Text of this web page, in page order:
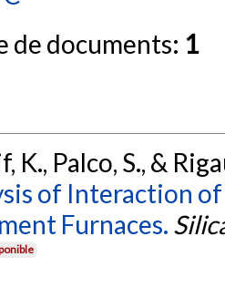
de documents: 1
K., Palco, S., &
of Interaction
Furnaces.